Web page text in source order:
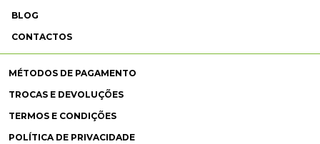
BLOG
CONTACTOS
MÉTODOS DE PAGAMENTO
TROCAS E DEVOLUÇÕES
TERMOS E CONDIÇÕES
POLÍTICA DE PRIVACIDADE